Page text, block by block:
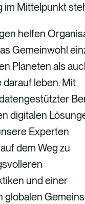
im Mittelpunkt
helfen
Gemeinwohl
Planeten als
leben. Mit
digitalen
Experten
dem Weg zu
und einer
globalen